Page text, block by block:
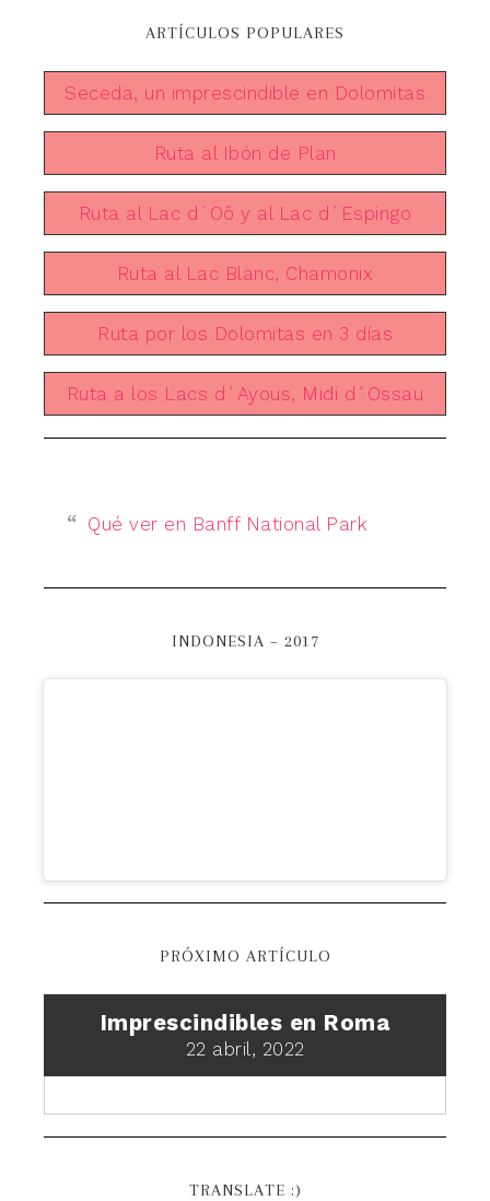
ARTÍCULOS POPULARES
Seceda, un imprescindible en Dolomitas
Ruta al Ibón de Plan
Ruta al Lac d´Oô y al Lac d´Espingo
Ruta al Lac Blanc, Chamonix
Ruta por los Dolomitas en 3 días
Ruta a los Lacs d´Ayous, Midi d´Ossau
Qué ver en Banff National Park
INDONESIA – 2017
PRÓXIMO ARTÍCULO
Imprescindibles en Roma
22 abril, 2022
TRANSLATE :)